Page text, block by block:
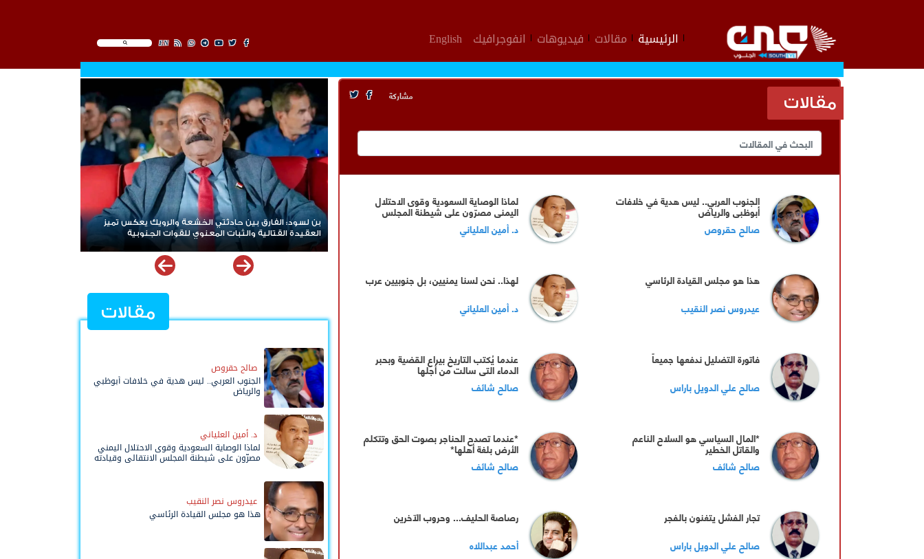
EN الرئيسية مقالات فيديوهات انفوجرافيك English
مقالات مشاركة
الجنوب العربي.. ليس هدية في خلافات
أبوظبي والرياض
صالح حقروص
لماذا الوصاية السعودية وقوى الاحتلال
اليمني مصرّون على شيطنة المجلس
الانتقالي وقيادته المفوضة وحواضنه
الشعبية؟
د. أمين العلياني
هذا هو مجلس القيادة الرئاسي
عيدروس نصر النقيب
لهذا.. نحن لسنا يمنيين، بل جنوبيين عرب
د. أمين العلياني
فاتورة التضليل ندفعها جميعاً
صالح علي الدويل باراس
عندما يُكتب التاريخ بيراع القضية وبحبر
الدماء التي سالت من أجلها
صالح شائف
*المال السياسي هو السلاح الناعم
والقاتل الخطير
صالح شائف
*عندما تصدح الحناجر بصوت الحق وتتكلم
الأرض بلغة أهلها*
صالح شائف
تجار الفشل يتغنون بالفجر
صالح علي الدويل باراس
رصاصة الحليف... وحروب الآخرين
أحمد عبداللاه
بن لسود: الفارق بين حادثتي الخشعة والرويك يعكس تميز
العقيدة القتالية والثبات المعنوي للقوات الجنوبية
مقالات
صالح حقروص
الجنوب العربي.. ليس هدية في خلافات أبوظبي
والرياض
د. أمين العلياني
لماذا الوصاية السعودية وقوى الاحتلال اليمني
مصرّون على شيطنة المجلس الانتقالي وقيادته
المفوضة وحواضنه الشعبية؟
عيدروس نصر النقيب
هذا هو مجلس القيادة الرئاسي